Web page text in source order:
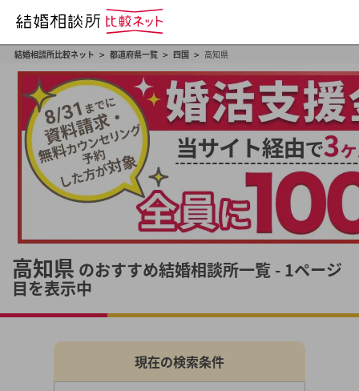
結婚相談所比較ネット > 都道府県一覧 > 四国 > 高知県
高知県 のおすすめ結婚相談所一覧 - 1ページ
目を表示中
現在の検索条件